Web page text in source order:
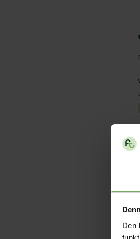
Den